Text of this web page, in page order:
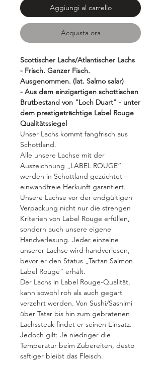
Aggiungi al carrello
Acquista ora
Scottischer Lachs/Atlantischer Lachs
- Frisch. Ganzer Fisch.
Ausgenommen. (lat. Salmo salar)
- Aus dem einzigartigen schottischen
Brutbestand von "Loch Duart" - unter
dem prestigeträchtige Label Rouge
Qualitätssiegel
Unser Lachs kommt fangfrisch aus
Schottland.
Alle unsere Lachse mit der
Auszeichnung „LABEL ROUGE“
werden in Schottland gezüchtet –
einwandfreie Herkunft garantiert.
Unsere Lachse vor der endgültigen
Verpackung nicht nur die strengen
Kriterien von Label Rouge erfüllen,
sondern auch unsere eigene
Handverlesung. Jeder einzelne
unserer Lachse wird handverlesen,
bevor er den Status „Tartan Salmon
Label Rouge“ erhält.
Der Lachs in Label Rouge-Qualität,
kann sowohl roh als auch gegart
verzehrt werden. Von Sushi/Sashimi
über Tatar bis hin zum gebratenen
Lachssteak findet er seinen Einsatz.
Jedoch gilt: Je niedriger die
Temperatur beim Zubereiten, desto
saftiger bleibt das Fleisch.